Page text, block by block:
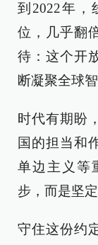
到2022年，
位，几乎翻
待：这个开
断凝聚全球
时代有期盼
国的担当和
单边主义等
步，而是坚
守住这份约